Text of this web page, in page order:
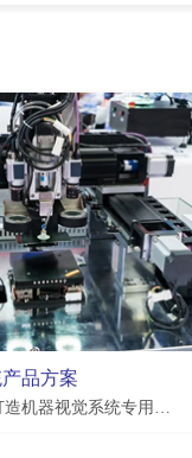
瑞芯微Rockchip RK3568 处理器,2*LAN,4*USB3.0,4*USB2.0,7*COM,3.5寸板
品方案
华北工控创新打造机器视觉系统专用工业整机